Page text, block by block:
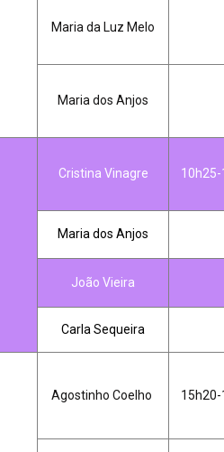
Maria da Luz Melo
Maria dos Anjos
Cristina Vinagre
Maria dos Anjos
João Vieira
Carla Sequeira
Agostinho Coelho